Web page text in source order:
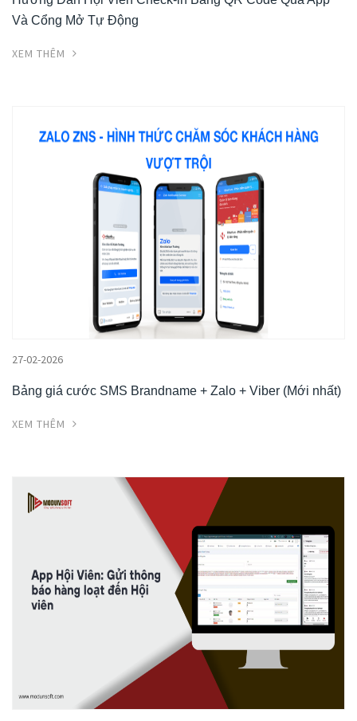
Và Cổng Mở Tự Động
XEM THÊM
27-02-2026
Bảng giá cước SMS Brandname + Zalo + Viber (Mới nhất)
XEM THÊM